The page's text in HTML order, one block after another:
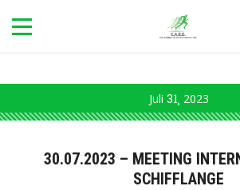
Juli 31 2023
30.07.2023 – MEETING
SCHIFFLANGE